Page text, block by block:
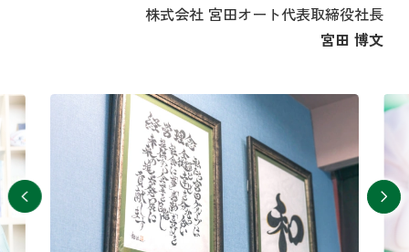
株式会社 宮田オート代表取締役社長
宮田 博文